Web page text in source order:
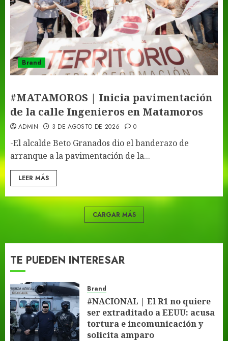
Brand
#MATAMOROS | Inicia pavimentación
de la calle Ingenieros en Matamoros
ADMIN 3 DE AGOSTO DE 2026 0
-El alcalde Beto Granados dio el banderazo de
arranque a la pavimentación de la...
LEER MÁS
CARGAR MÁS
TE PUEDEN INTERESAR
Brand
#NACIONAL | El R1 no quiere
ser extraditado a EEUU: acusa
tortura e incomunicación y
solicita amparo